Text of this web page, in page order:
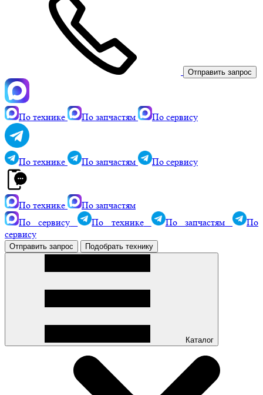
Отправить запрос
По технике По запчастям По сервису
По технике По запчастям По сервису
По технике
По запчастям
По сервису
По технике По запчастям
По
сервису
Отправить запрос Подобрать технику
Каталог